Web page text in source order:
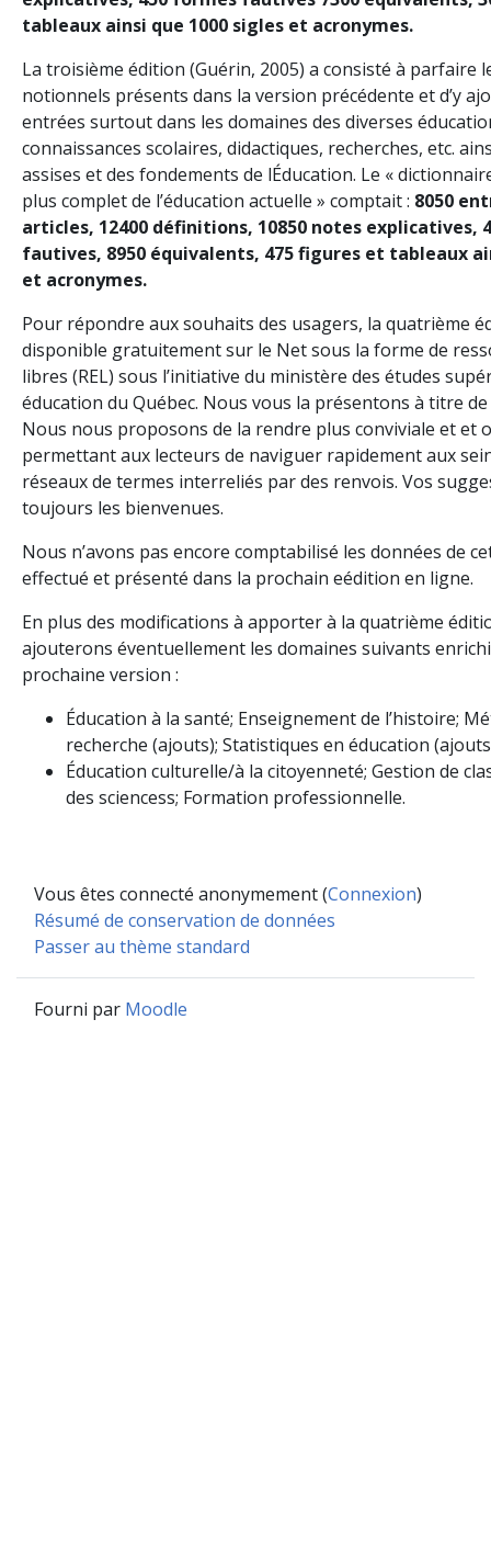
tableaux ainsi que 1000 sigles et acronymes.
La troisième édition (Guérin, 2005) a consisté à parfaire
notionnels présents dans la version précédente et d’y
entrées surtout dans les domaines des diverses
connaissances scolaires, didactiques, recherches, etc.
assises et des fondements de lÉducation. Le «
plus complet de l’éducation actuelle » comptait : 8050
articles, 12400 définitions, 10850 notes explicatives,
fautives, 8950 équivalents, 475 figures et tableaux
et acronymes.
Pour répondre aux souhaits des usagers, la quatrième
disponible gratuitement sur le Net sous la forme de
libres (REL) sous l’initiative du ministère des études
éducation du Québec. Nous vous la présentons à titre
Nous nous proposons de la rendre plus conviviale et et
permettant aux lecteurs de naviguer rapidement aux
réseaux de termes interreliés par des renvois. Vos
toujours les bienvenues.
Nous n’avons pas encore comptabilisé les données de
effectué et présenté dans la prochain eédition en ligne.
En plus des modifications à apporter à la quatrième
ajouterons éventuellement les domaines suivants
prochaine version :
Éducation à la santé; Enseignement de l’histoire;
recherche (ajouts); Statistiques en éducation
Éducation culturelle/à la citoyenneté; Gestion de
des sciencess; Formation professionnelle.
Vous êtes connecté anonymement (Connexion)
Résumé de conservation de données
Passer au thème standard
Fourni par Moodle